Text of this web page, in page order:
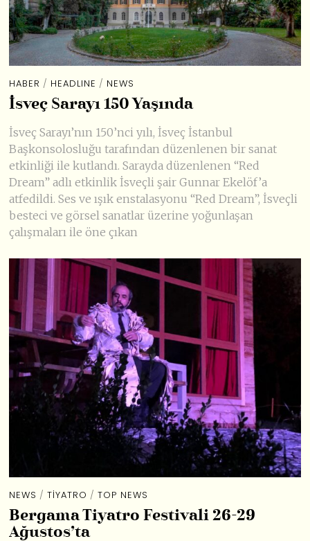
HABER / HEADLINE / NEWS
İsveç Sarayı 150 Yaşında
İsveç Sarayı’nın 150’nci yılı, İsveç İstanbul
Başkonsolosluğu tarafından düzenlenen bir sanat
etkinliği ile kutlandı. Sarayda düzenlenen “Red
Dream” adlı etkinlik İsveçli şair Gunnar Ekelöf’a
atfedildi. Ses ve ışık enstalasyonu “Red Dream”, İsveçli
besteci ve görsel sanatlar üzerine yoğunlaşan
çalışmaları ile öne çıkan
NEWS / TIYATRO / TOP NEWS
Bergama Tiyatro Festivali 26-29
Ağustos’ta